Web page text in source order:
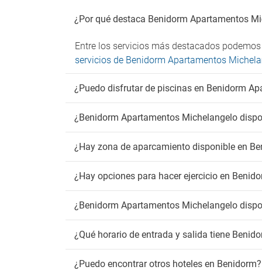
¿Por qué destaca Benidorm Apartamentos
Entre los servicios más destacados
servicios de Benidorm Apartamentos
¿Puedo disfrutar de piscinas en Benidorm
¿Benidorm Apartamentos Michelangelo
¿Hay zona de aparcamiento disponible en
¿Hay opciones para hacer ejercicio en
¿Benidorm Apartamentos Michelangelo
¿Qué horario de entrada y salida tiene
¿Puedo encontrar otros hoteles en Benidorm?